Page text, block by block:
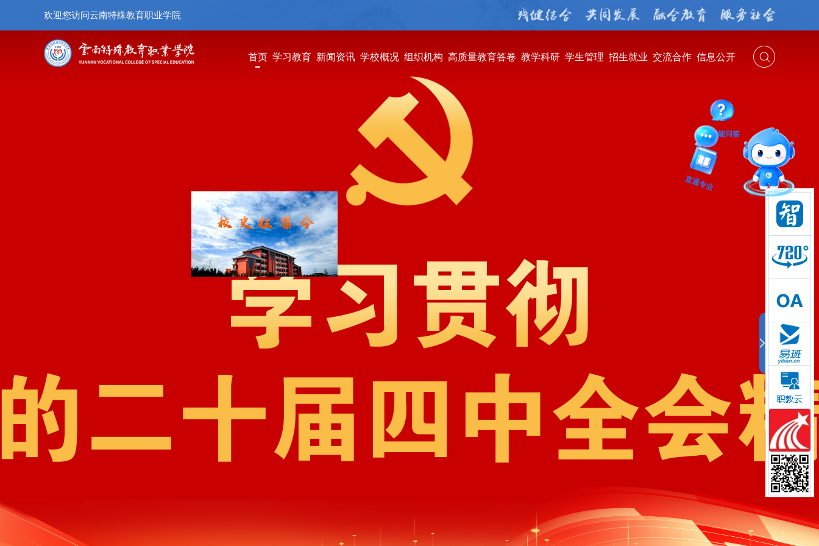
欢迎您访问云南特殊教育职业学院
首页 学习教育 新闻资讯 学校概况 组织机构 高质量教育答卷 教学科研 学生管理 招生就业 交流合作 信息公开
智能问答
留言板